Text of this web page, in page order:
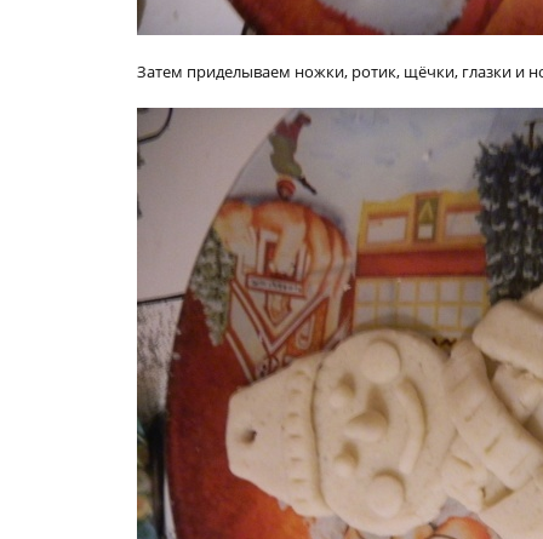
Затем приделываем ножки, ротик, щёчки, глазки и